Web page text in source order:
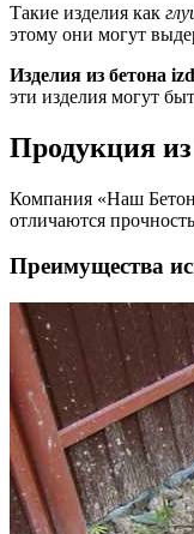
Такие изделия как
этому они могут
Изделия из бетона
эти изделия могут
Продукция из
Компания «Наш
отличаются
Преимущества